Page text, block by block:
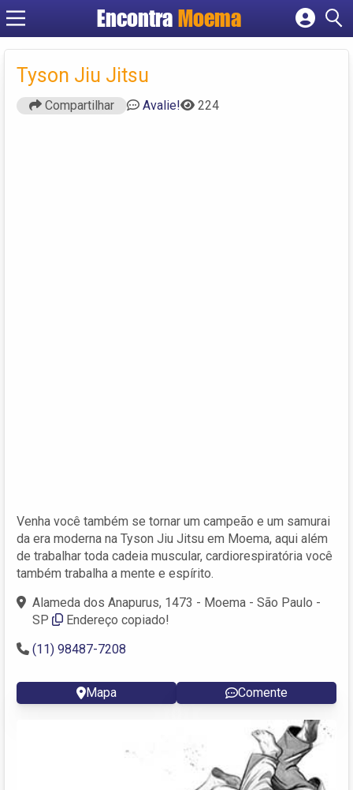
Encontra Moema
Tyson Jiu Jitsu
Compartilhar Avalie! 224
Venha você também se tornar um campeão e um samurai
da era moderna na Tyson Jiu Jitsu em Moema, aqui além
de trabalhar toda cadeia muscular, cardiorespiratória você
também trabalha a mente e espírito.
Alameda dos Anapurus, 1473 - Moema - São Paulo -
SP
Endereço copiado!
(11) 98487-7208
Mapa Comente